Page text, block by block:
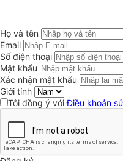
Họ và tên
Email
Số điện thoại
Mật khẩu
Xác nhận mật khẩu
Giới tính
Tôi đồng ý vớiĐiều khoản